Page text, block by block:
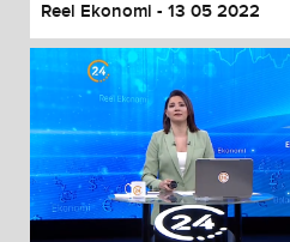
Reel Ekonomi - 13 05 2022